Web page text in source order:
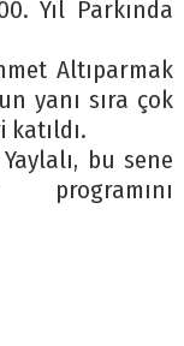
Yıl Parkında
Altıparmak
yanı sıra çok
bu sene